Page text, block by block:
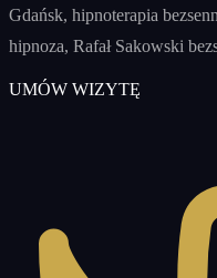
Gdańsk, hipnoterapia
hipnoza, Rafał Sakowski
UMÓW WIZYTĘ